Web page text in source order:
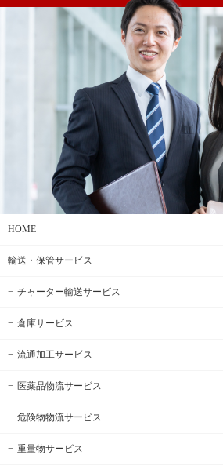
HOME
輸送・保管サービス
チャーター輸送サービス
倉庫サービス
流通加工サービス
医薬品物流サービス
危険物物流サービス
重量物サービス